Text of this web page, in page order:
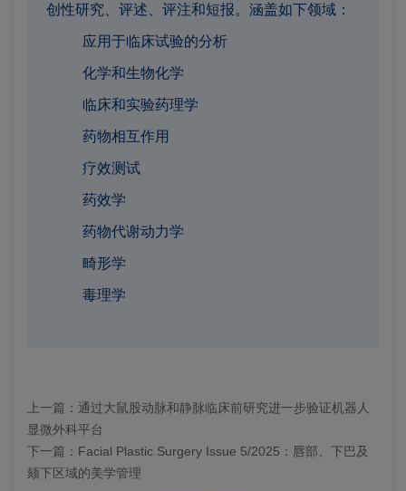
创性研究、评述、评注和短报。涵盖如下领域：
应用于临床试验的分析
化学和生物化学
临床和实验药理学
药物相互作用
疗效测试
药效学
药物代谢动力学
畸形学
毒理学
上一篇： 通过大鼠股动脉和静脉临床前研究进一步验证机器人
显微外科平台
下一篇： Facial Plastic Surgery Issue 5/2025：唇部、下巴及
颏下区域的美学管理